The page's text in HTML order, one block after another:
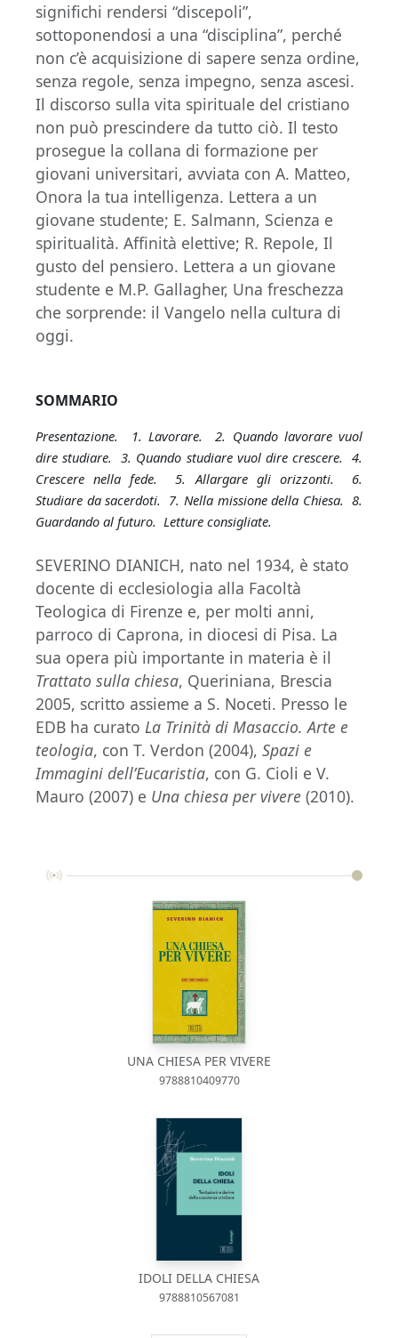
significhi rendersi “discepoli”,
sottoponendosi a una “disciplina”, perché
non c’è acquisizione di sapere senza ordine,
senza regole, senza impegno, senza ascesi.
Il discorso sulla vita spirituale del cristiano
non può prescindere da tutto ciò. Il testo
prosegue la collana di formazione per
giovani universitari, avviata con A. Matteo,
Onora la tua intelligenza. Lettera a un
giovane studente; E. Salmann, Scienza e
spiritualità. Affinità elettive; R. Repole, Il
gusto del pensiero. Lettera a un giovane
studente e M.P. Gallagher, Una freschezza
che sorprende: il Vangelo nella cultura di
oggi.
SOMMARIO
Presentazione.
1. Lavorare. 2. Quando lavorare vuol
dire studiare. 3. Quando studiare vuol dire crescere. 4.
Crescere nella fede. 5. Allargare gli orizzonti. 6.
Studiare da sacerdoti. 7. Nella missione della Chiesa. 8.
Guardando al futuro. Letture consigliate.
SEVERINO DIANICH, nato nel 1934, è stato
docente di ecclesiologia alla Facoltà
Teologica di Firenze e, per molti anni,
parroco di Caprona, in diocesi di Pisa. La
sua opera più importante in materia è il
Trattato sulla chiesa, Queriniana, Brescia
2005, scritto assieme a S. Noceti. Presso le
EDB ha curato La Trinità di Masaccio. Arte e
teologia, con T. Verdon (2004), Spazi e
Immagini dell’Eucaristia, con G. Cioli e V.
Mauro (2007) e Una chiesa per vivere (2010).
UNA CHIESA PER VIVERE
9788810409770
IDOLI DELLA CHIESA
9788810567081